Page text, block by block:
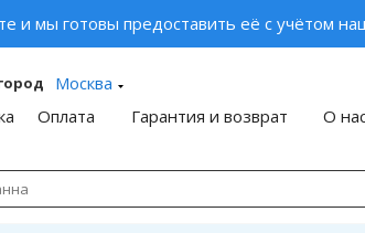
и мы готовы предоставить её с учётом
Москва
Оплата Гарантия и возврат О